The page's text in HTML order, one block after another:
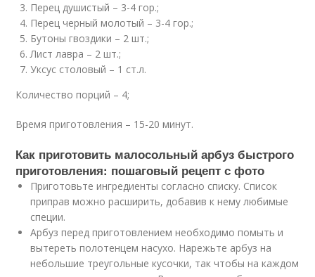
Перец душистый – 3-4 гор.;
Перец черный молотый – 3-4 гор.;
Бутоны гвоздики – 2 шт.;
Лист лавра – 2 шт.;
Уксус столовый – 1 ст.л.
Количество порций – 4;
Время приготовления – 15-20 минут.
Как приготовить малосольный арбуз быстрого
приготовления: пошаговый рецепт с фото
Приготовьте ингредиенты согласно списку. Список
приправ можно расширить, добавив к нему любимые
специи.
Арбуз перед приготовлением необходимо помыть и
вытереть полотенцем насухо. Нарежьте арбуз на
небольшие треугольные кусочки, так чтобы на каждом